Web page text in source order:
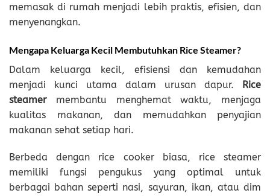
memasak di rumah menjadi lebih praktis, efisien, dan
menyenangkan.
Mengapa Keluarga Kecil Membutuhkan Rice Steamer?
Dalam keluarga kecil, efisiensi dan kemudahan
menjadi kunci utama dalam urusan dapur. Rice
steamermembantu menghemat waktu, menjaga
kualitas makanan, dan memudahkan penyajian
makanan sehat setiap hari.
Berbeda dengan rice cooker biasa, rice steamer
memiliki fungsi pengukus yang optimal untuk
berbagai bahan seperti nasi, sayuran, ikan, atau dim